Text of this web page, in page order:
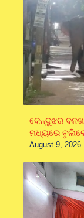
କେନ୍ଦୁଝର
ମଧ୍ୟରେ
August 9, 2026